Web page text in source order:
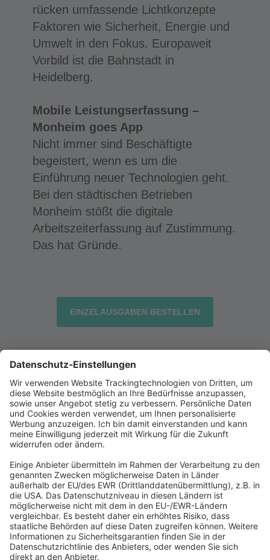
rücken umfassende Lichtkonzepte
Faktoren wie Sicherheit, Energie und
Umwelt in den Fokus. Europaweit
Vorbild ist die Bahnstadt in
Heidelberg.
Mobile Leistungserfassung –
Monheim goes App
Nicht immer sind Beschäftigte
begeistert, wenn es um die
Einführung neuer Technologien geht.
Bei den städtischen Betrieben
Monheim stößt die digitale
Arbeitszeiterfassung auf Zustimmung.
Das hat Gründe.
EINZELAUSGABEN BESTELLEN
Abonnement anfordern|Abo kündigen
Werben bei uns